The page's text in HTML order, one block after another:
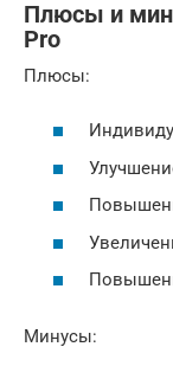
Плюсы и
Pro
Плюсы:
Минусы: